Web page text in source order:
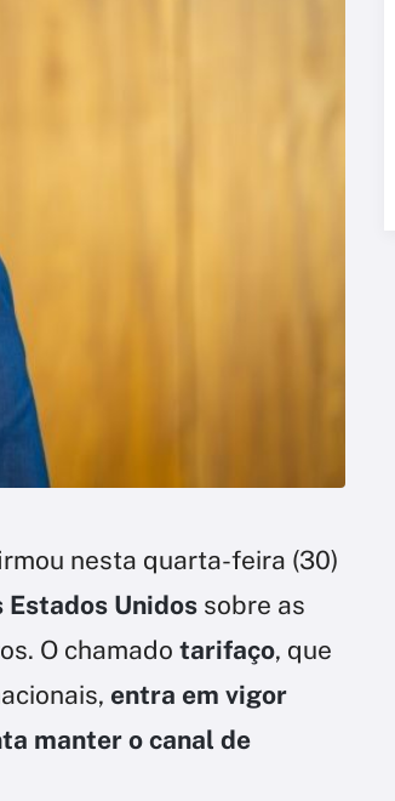
nesta quarta-feira (30)
Estados Unidos sobre as
O chamado tarifaço, que
entra em vigor
manter o canal de